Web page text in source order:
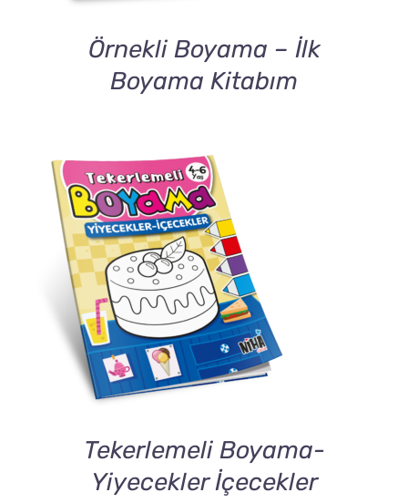
Örnekli Boyama – İlk
Boyama Kitabım
DETAILS
Tekerlemeli Boyama-
Yiyecekler İçecekler